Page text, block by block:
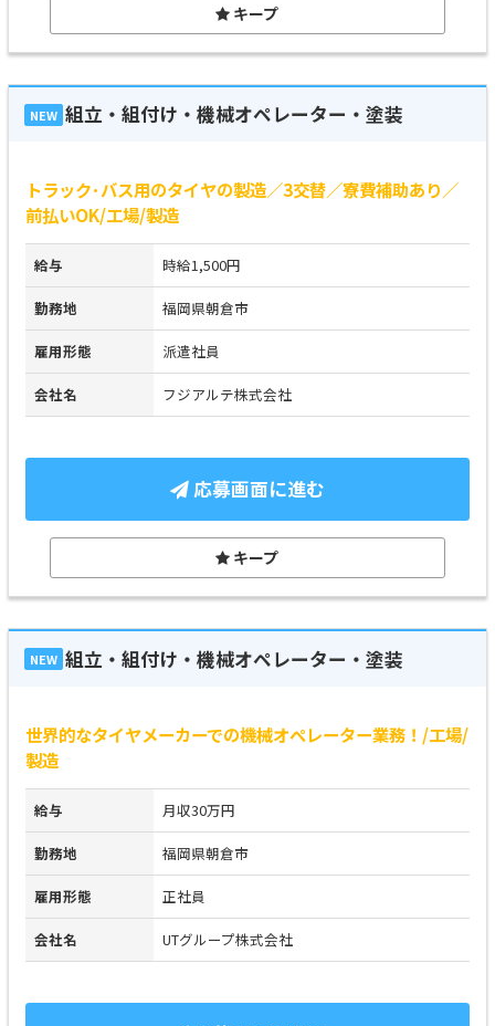
キープ
NEW 組立・組付け・機械オペレーター・塗装
トラック･バス用のタイヤの製造／3交替／寮費補助あり／
前払いOK/工場/製造
給与 時給1,500円
勤務地 福岡県朝倉市
雇用形態 派遣社員
会社名 フジアルテ株式会社
応募画面に進む
キープ
NEW 組立・組付け・機械オペレーター・塗装
世界的なタイヤメーカーでの機械オペレーター業務！/工場/
製造
給与 月収30万円
勤務地 福岡県朝倉市
雇用形態 正社員
会社名 UTグループ株式会社